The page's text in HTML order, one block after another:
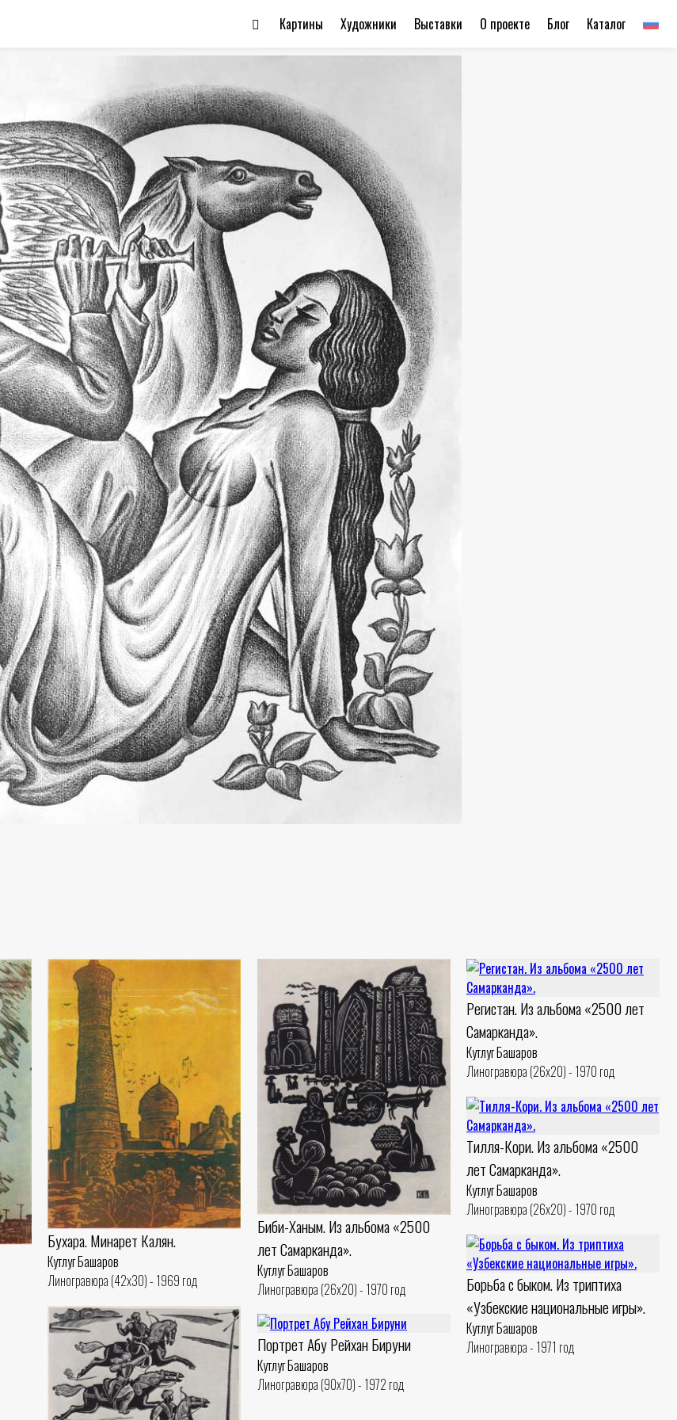
Каталог
Блог
О проекте
Выставки
Художники
Картины
Бухара. Минарет Калян.
Кутлуг Башаров
Линогравюра (42x30) - 1969 год
Биби-Ханым. Из альбома «2500
лет Самарканда».
Кутлуг Башаров
Линогравюра (26x20) - 1970 год
Регистан. Из альбома «2500 лет
Самарканда».
Кутлуг Башаров
Линогравюра (26x20) - 1970 год
Тилля-Кори. Из альбома «2500
лет Самарканда».
Кутлуг Башаров
Линогравюра (26x20) - 1970 год
Борьба с быком. Из триптиха
«Узбекские национальные игры».
Кутлуг Башаров
Линогравюра - 1971 год
Портрет Абу Рейхан Бируни
Кутлуг Башаров
Линогравюра (90x70) - 1972 год